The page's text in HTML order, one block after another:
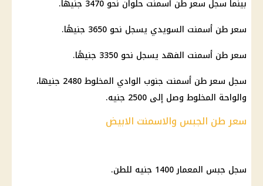
بينما سجل سعر طن أسمنت حلوان نحو 3470 جنيهًا.
سعر طن أسمنت السويدي يسجل نحو 3650 جنيهًا.
سعر طن أسمنت الفهد يسجل نحو 3350 جنيهًا.
سجل سعر طن أسمنت جنوب الوادي المخلوط 2480 جنيها،
والواحة المخلوط وصل إلى 2500 جنيه.
سعر طن الجبس والاسمنت الابيض
سجل جبس المعمار 1400 جنيه للطن.